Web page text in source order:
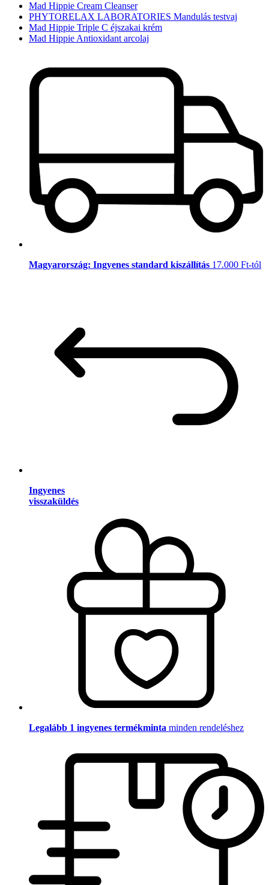
Mad Hippie Cream Cleanser
PHYTORELAX LABORATORIES Mandulás testvaj
Mad Hippie Triple C éjszakai krém
Mad Hippie Antioxidant arcolaj
Magyarország: Ingyenes standard kiszállítás 17.000 Ft-tól
Ingyenes
visszaküldés
Legalább 1 ingyenes termékminta minden rendeléshez